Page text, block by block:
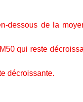
dessous de la
qui reste
décroissante.